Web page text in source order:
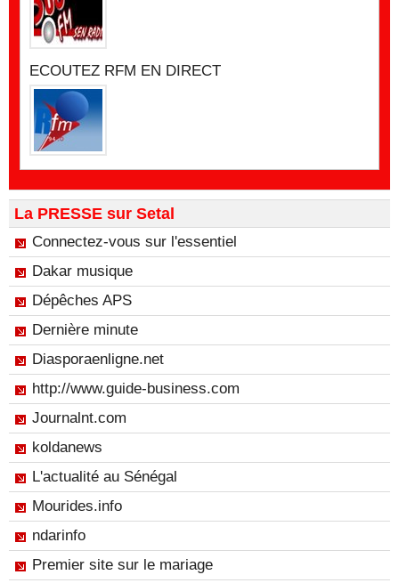
ECOUTEZ RFM EN DIRECT
La PRESSE sur Setal
Connectez-vous sur l'essentiel
Dakar musique
Dépêches APS
Dernière minute
Diasporaenligne.net
http://www.guide-business.com
Journalnt.com
koldanews
L'actualité au Sénégal
Mourides.info
ndarinfo
Premier site sur le mariage